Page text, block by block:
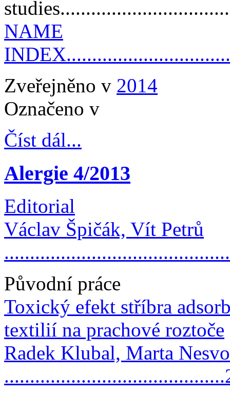
NAME
Zveřejněno v 2014
Označeno v
Číst dál...
Alergie 4/2013
Editorial
Václav Špičák, Vít Petrů
Původní práce
Toxický efekt stříbra
textilií na prachové roztoče
Radek Klubal, Marta